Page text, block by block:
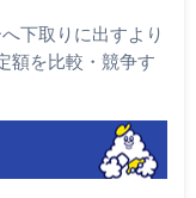
下取りに出すより
額を比較・競争す